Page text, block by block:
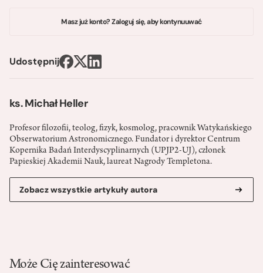
ks. Michał Heller
Profesor filozofii, teolog, fizyk, kosmolog, pracownik Watykańskiego
Obserwatorium Astronomicznego. Fundator i dyrektor Centrum
Kopernika Badań Interdyscyplinarnych (UPJP2-UJ), członek
Papieskiej Akademii Nauk, laureat Nagrody Templetona.
Zobacz wszystkie artykuły autora
Masz już konto? Zaloguj się, aby kontynuuwać
Udostępnij
Może Cię zainteresować